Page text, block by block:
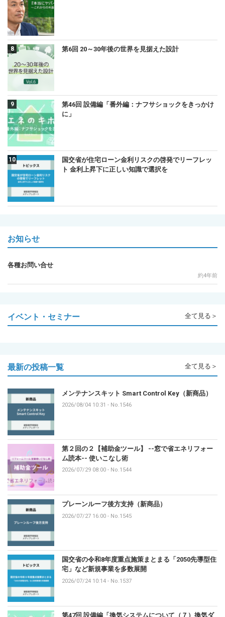
第6回 20～30年後の世界を見据えた設計
第46回 設備編「番外編：ナフサショックをきっかけ
に」
国交省が住宅ローン金利リスクの啓発でリーフレッ
ト 金利上昇下に正しい知識で選択を
お知らせ
各種お問い合せ
約4年前
イベント・セミナー 全て見る＞
最新の投稿一覧 全て見る＞
メンテナンスキット Smart Control Key（新商品）
2026/08/04 10:31 - No.1546
第２回の２【補助金ツール】 --窓で省エネリフォー
ム読本-- 使いこなし術
2026/07/29 08:00 - No.1544
プレーンルーフ後方支持（新商品）
2026/07/27 16:00 - No.1545
国交省の令和8年度重点施策まとまる「2050先導型住
宅」など新規事業を多数展開
2026/07/24 10:14 - No.1537
第47回 設備編「換気システムについて（７）換気ダ